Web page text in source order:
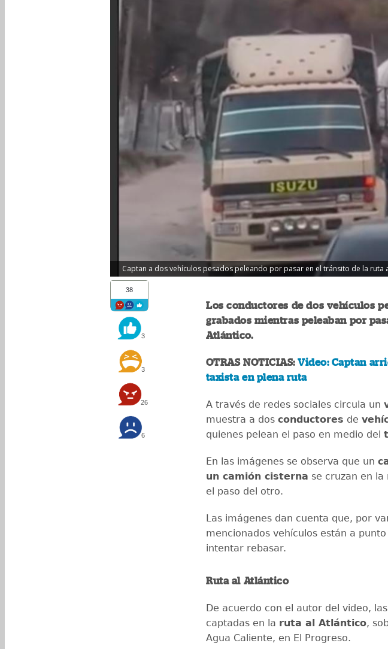
Captan a dos vehículos pesados peleando por pasar en el tránsito de la ruta
38
3
3
26
6
Los conductores de dos vehículos
grabados mientras peleaban por
Atlántico.
OTRAS NOTICIAS:Video: Captan
taxista en plena ruta
A través de redes sociales circula un
muestra a dos conductores de
quienes pelean el paso en medio del
En las imágenes se observa que un
un camión cisterna se cruzan en
el paso del otro.
Las imágenes dan cuenta que, por
mencionados vehículos están a
intentar rebasar.
Ruta al Atlántico
De acuerdo con el autor del video,
captadas en la ruta al Atlántico,
Agua Caliente, en El Progreso.